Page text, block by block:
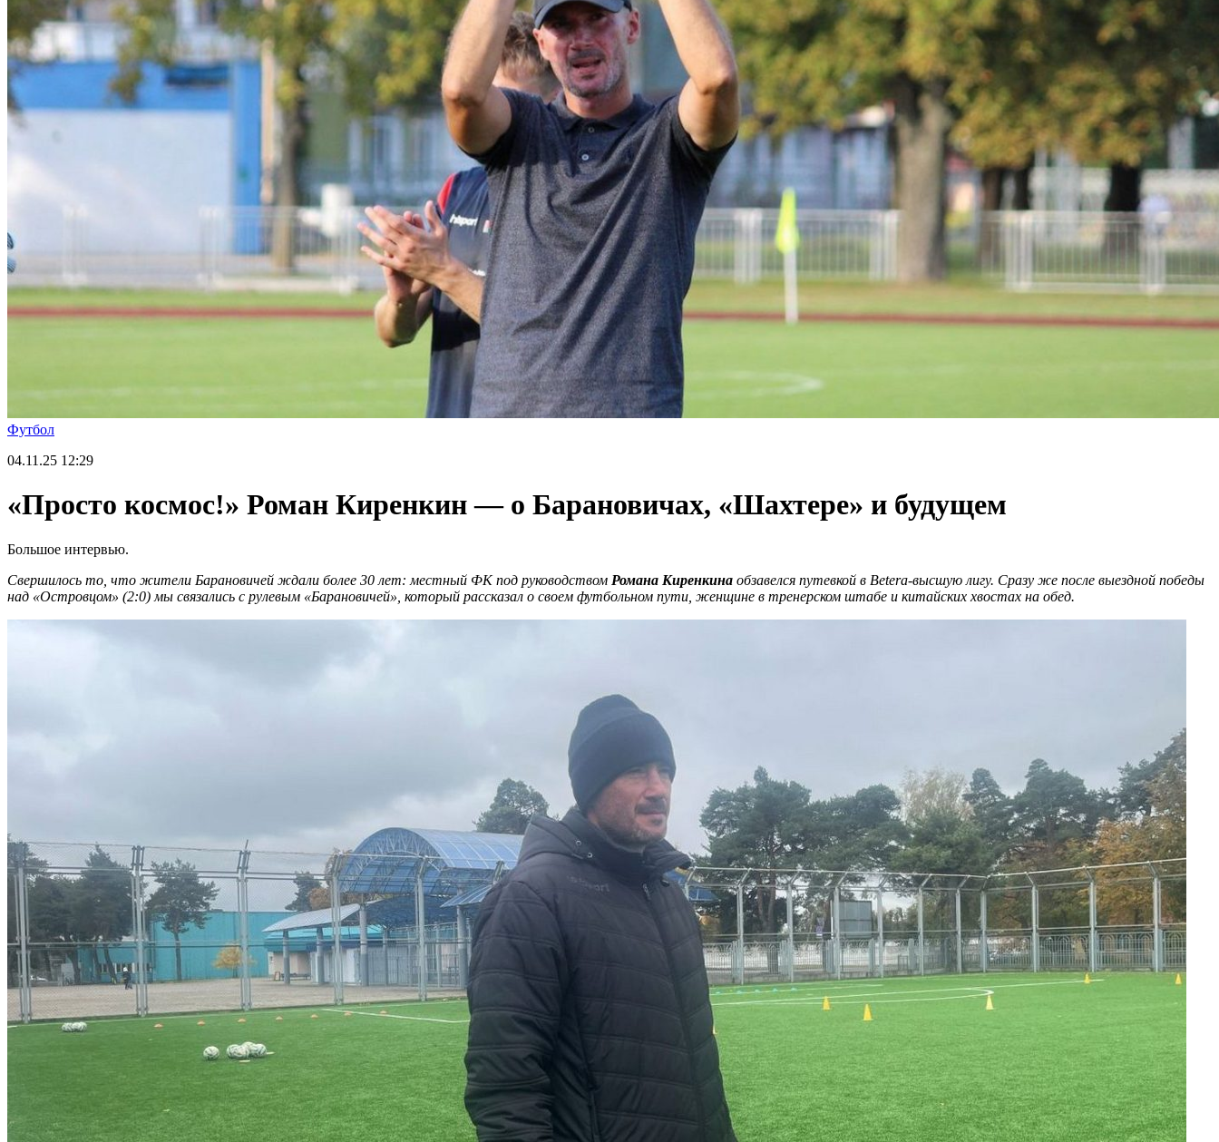
Футбол
04.11.25 12:29
«Просто космос!» Роман Киренкин — о Барановичах, «Шахтере» и будущем
Большое интервью.
Свершилось то, что жители Барановичей ждали более 30 лет: местный ФК под руководством Романа Киренкина обзавелся путевкой в Betera-высшую лигу. Сразу же после выездной победы
над «Островцом» (2:0) мы связались с рулевым «Барановичей», который рассказал о своем футбольном пути, женщине в тренерском штабе и китайских хвостах на обед.